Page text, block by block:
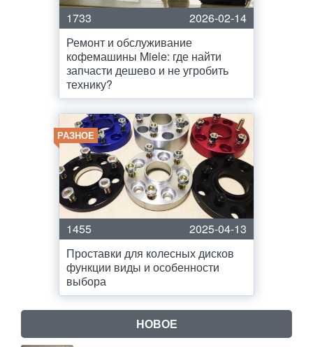
1733
2026-02-14
Ремонт и обслуживание
кофемашины Miele: где найти
запчасти дешево и не угробить
технику?
РАЗНОЕ
1455
2025-04-13
Проставки для колесных дисков
функции виды и особенности
выбора
НОВОЕ